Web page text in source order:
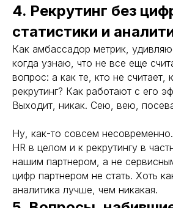
4. Рекрутинг без
статистики и
Как амбассадор метрик,
когда узнаю, что не все еще
вопрос: а как те, кто не считает,
рекрутинг? Как работают с его
Выходит, никак. Сею, вею,
Ну, как-то совсем
HR в целом и к рекрутингу в
нашим партнером, а не
цифр партнером не стать. Хоть
аналитика лучше, чем никакая.